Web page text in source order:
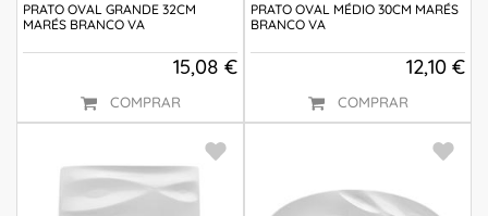
PRATO OVAL GRANDE 32CM
MARÉS BRANCO VA
15,08 €
COMPRAR
PRATO OVAL MÉDIO 30CM MARÉS
BRANCO VA
12,10 €
COMPRAR